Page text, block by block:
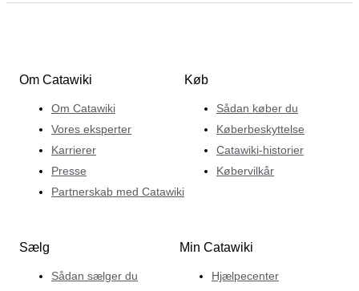
Om Catawiki
Om Catawiki
Vores eksperter
Karrierer
Presse
Partnerskab med Catawiki
Køb
Sådan køber du
Køberbeskyttelse
Catawiki-historier
Købervilkår
Sælg
Sådan sælger du
Min Catawiki
Hjælpecenter